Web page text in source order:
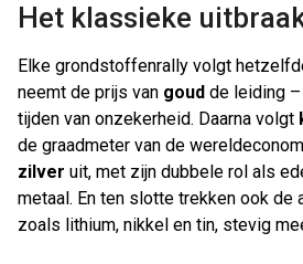
Het klassieke
Elke grondstoffenrally volgt
neemt de prijs van goud de leiding
tijden van onzekerheid. Daarna volgt
de graadmeter van de
zilver uit, met zijn dubbele rol als
metaal. En ten slotte trekken ook de
zoals lithium, nikkel en tin, stevig